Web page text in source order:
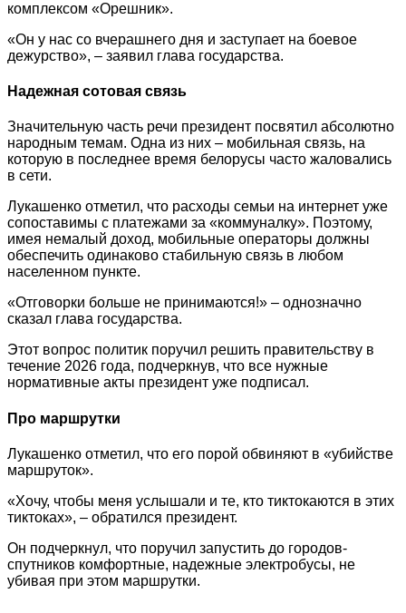
комплексом «Орешник».
«Он у нас со вчерашнего дня и заступает на боевое
дежурство», – заявил глава государства.
Надежная сотовая связь
Значительную часть речи президент посвятил абсолютно
народным темам. Одна из них – мобильная связь, на
которую в последнее время белорусы часто жаловались
в сети.
Лукашенко отметил, что расходы семьи на интернет уже
сопоставимы с платежами за «коммуналку». Поэтому,
имея немалый доход, мобильные операторы должны
обеспечить одинаково стабильную связь в любом
населенном пункте.
«Отговорки больше не принимаются!» – однозначно
сказал глава государства.
Этот вопрос политик поручил решить правительству в
течение 2026 года, подчеркнув, что все нужные
нормативные акты президент уже подписал.
Про маршрутки
Лукашенко отметил, что его порой обвиняют в «убийстве
маршруток».
«Хочу, чтобы меня услышали и те, кто тиктокаются в этих
тиктоках», – обратился президент.
Он подчеркнул, что поручил запустить до городов-
спутников комфортные, надежные электробусы, не
убивая при этом маршрутки.